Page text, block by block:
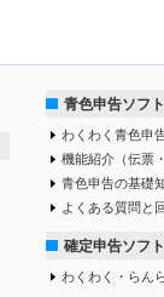
青色申告ソフト
わくわく青色申
機能紹介（伝票
青色申告の基礎
よくある質問と
確定申告ソフト
わくわく・らん